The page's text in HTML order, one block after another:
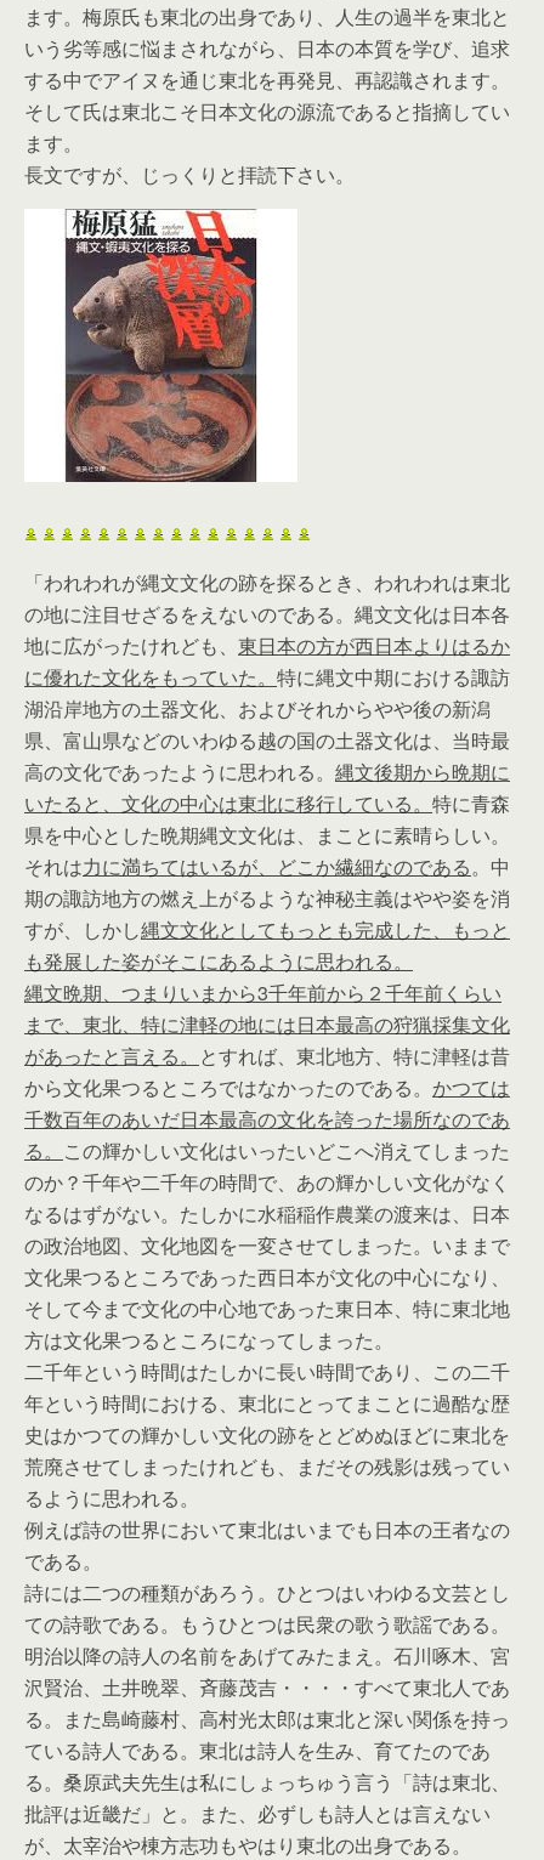
ます。梅原氏も東北の出身であり、人生の過半を東北と
いう劣等感に悩まされながら、日本の本質を学び、追求
する中でアイヌを通じ東北を再発見、再認識されます。
そして氏は東北こそ日本文化の源流であると指摘してい
ます。
長文ですが、じっくりと拝読下さい。
「われわれが縄文文化の跡を探るとき、われわれは東北
の地に注目せざるをえないのである。縄文文化は日本各
地に広がったけれども、 東日本の方が西日本よりはるか
に優れた文化をもっていた。 特に縄文中期における諏訪
湖沿岸地方の土器文化、およびそれからやや後の新潟
県、富山県などのいわゆる越の国の土器文化は、当時最
高の文化であったように思われる。 縄文後期から晩期に
いたると、文化の中心は東北に移行している。 特に青森
県を中心とした晩期縄文文化は、まことに素晴らしい。
それは力に満ちてはいるが、どこか繊細なのである。中
期の諏訪地方の燃え上がるような神秘主義はやや姿を消
すが、しかし縄文文化としてもっとも完成した、もっと
も発展した姿がそこにあるように思われる。
縄文晩期、つまりいまから3千年前から２千年前くらい
まで、東北、特に津軽の地には日本最高の狩猟採集文化
があったと言える。 とすれば、東北地方、特に津軽は昔
から文化果つるところではなかったのである。 かつては
千数百年のあいだ日本最高の文化を誇った場所なのであ
る。 この輝かしい文化はいったいどこへ消えてしまった
のか？千年や二千年の時間で、あの輝かしい文化がなく
なるはずがない。たしかに水稲稲作農業の渡来は、日本
の政治地図、文化地図を一変させてしまった。いままで
文化果つるところであった西日本が文化の中心になり、
そして今まで文化の中心地であった東日本、特に東北地
方は文化果つるところになってしまった。
二千年という時間はたしかに長い時間であり、この二千
年という時間における、東北にとってまことに過酷な歴
史はかつての輝かしい文化の跡をとどめぬほどに東北を
荒廃させてしまったけれども、まだその残影は残ってい
るように思われる。
例えば詩の世界において東北はいまでも日本の王者なの
である。
詩には二つの種類があろう。ひとつはいわゆる文芸とし
ての詩歌である。もうひとつは民衆の歌う歌謡である。
明治以降の詩人の名前をあげてみたまえ。石川啄木、宮
沢賢治、土井晩翠、斉藤茂吉・・・・すべて東北人であ
る。また島崎藤村、高村光太郎は東北と深い関係を持っ
ている詩人である。東北は詩人を生み、育てたのであ
る。桑原武夫先生は私にしょっちゅう言う「詩は東北、
批評は近畿だ」と。また、必ずしも詩人とは言えない
が、太宰治や棟方志功もやはり東北の出身である。